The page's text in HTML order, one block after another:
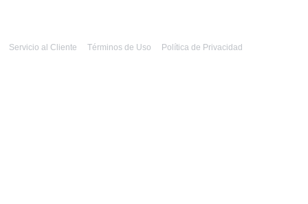
Servicio al Cliente Términos de Uso Política de Privacidad